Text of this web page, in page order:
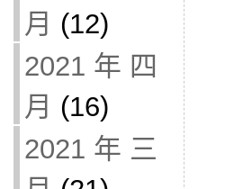
月 (12)
2021 年 四
月 (16)
2021 年 三